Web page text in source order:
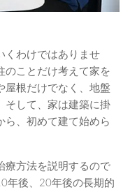
くわけではありませ
のことだけ考えて家を
屋根だけでなく、地盤
そして、家は建築に掛
ら、初めて建て始めら
療方法を説明するので
年後、20年後の長期的